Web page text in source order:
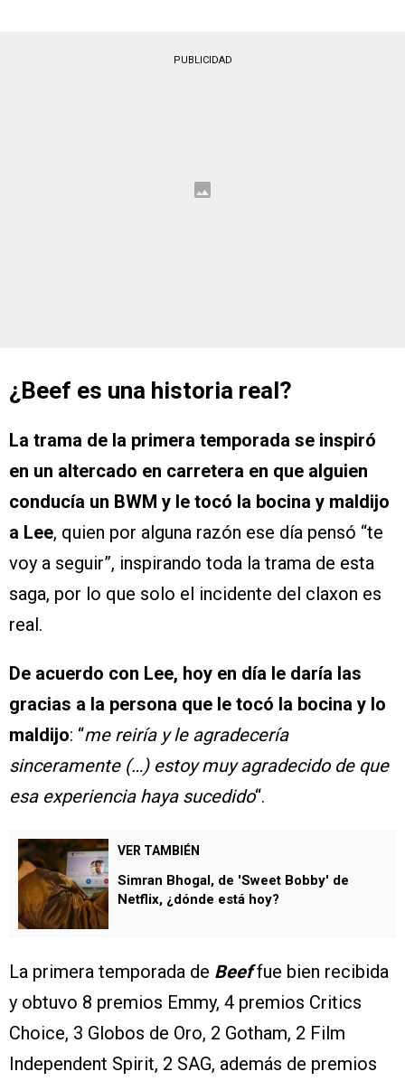
PUBLICIDAD
¿Beef es una historia real?
La trama de la primera temporada se inspiró
en un altercado en carretera en que alguien
conducía un BWM y le tocó la bocina y maldijo
a Lee, quien por alguna razón ese día pensó “te
voy a seguir”, inspirando toda la trama de esta
saga, por lo que solo el incidente del claxon es
real.
De acuerdo con Lee, hoy en día le daría las
gracias a la persona que le tocó la bocina y lo
maldijo: “me reiría y le agradecería
sinceramente (…) estoy muy agradecido de que
esa experiencia haya sucedido“.
VER TAMBIÉN
Simran Bhogal, de 'Sweet Bobby' de
Netflix, ¿dónde está hoy?
La primera temporada de Beeffue bien recibida
y obtuvo 8 premios Emmy, 4 premios Critics
Choice, 3 Globos de Oro, 2 Gotham, 2 Film
Independent Spirit, 2 SAG, además de premios